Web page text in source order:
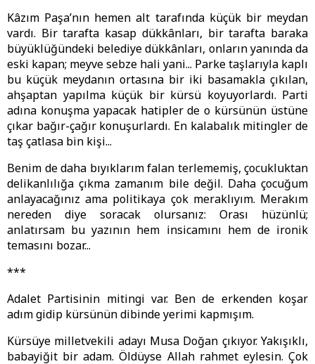
Kâzım Paşa’nın hemen alt tarafında küçük bir meydan
vardı. Bir tarafta kasap dükkânları, bir tarafta baraka
büyüklüğündeki belediye dükkânları, onların yanında da
eski kapan; meyve sebze hali yani... Parke taşlarıyla kaplı
bu küçük meydanın ortasına bir iki basamakla çıkılan,
ahşaptan yapılma küçük bir kürsü koyuyorlardı. Parti
adına konuşma yapacak hatipler de o kürsünün üstüne
çıkar bağır-çağır konuşurlardı. En kalabalık mitingler de
taş çatlasa bin kişi...
Benim de daha bıyıklarım falan terlememiş, çocukluktan
delikanlılığa çıkma zamanım bile değil. Daha çocuğum
anlayacağınız ama politikaya çok meraklıyım. Merakım
nereden diye soracak olursanız: Orası hüzünlü;
anlatırsam bu yazının hem insicamını hem de ironik
temasını bozar...
***
Adalet Partisinin mitingi var. Ben de erkenden koşar
adım gidip kürsünün dibinde yerimi kapmışım.
Kürsüye milletvekili adayı Musa Doğan çıkıyor. Yakışıklı,
babayiğit bir adam. Öldüyse Allah rahmet eylesin. Çok